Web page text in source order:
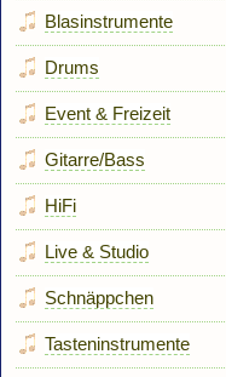
Blasinstrumente
Drums
Event & Freizeit
Gitarre/Bass
HiFi
Live & Studio
Schnäppchen
Tasteninstrumente